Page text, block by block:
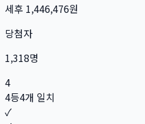
세후 1,446,476원
당첨자
1,318명
4
4등4개 일치
✓